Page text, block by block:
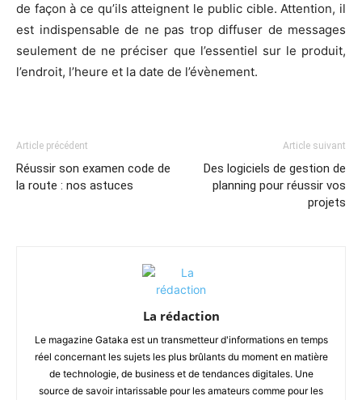
de façon à ce qu’ils atteignent le public cible. Attention, il
est indispensable de ne pas trop diffuser de messages
seulement de ne préciser que l’essentiel sur le produit,
l’endroit, l’heure et la date de l’évènement.
Article précédent
Réussir son examen code de
la route : nos astuces
Article suivant
Des logiciels de gestion de
planning pour réussir vos
projets
La rédaction
Le magazine Gataka est un transmetteur d'informations en temps
réel concernant les sujets les plus brûlants du moment en matière
de technologie, de business et de tendances digitales. Une
source de savoir intarissable pour les amateurs comme pour les